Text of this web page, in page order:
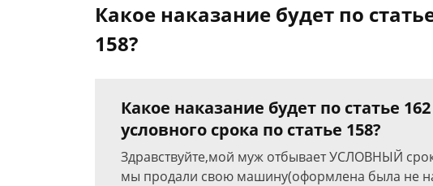
Какое наказание будет по
158?
Какое наказание будет по статье
условного срока по статье 158?
Здравствуйте,мой муж отбывает УСЛОВНЫЙ
мы продали свою машину(оформлена была не